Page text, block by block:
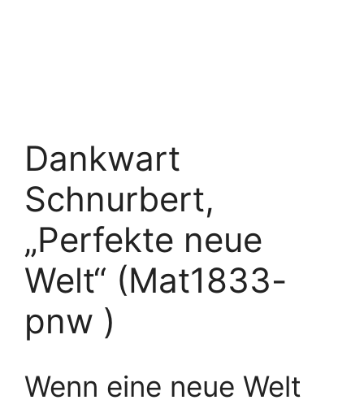
Dankwart
Schnurbert,
„Perfekte neue
Welt“ (Mat1833-
pnw )
Wenn eine neue Welt